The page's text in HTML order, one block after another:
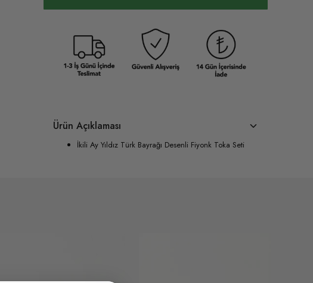
Ürün Açıklaması
İkili Ay Yıldız Türk Bayrağı Desenli Fiyonk Toka Seti